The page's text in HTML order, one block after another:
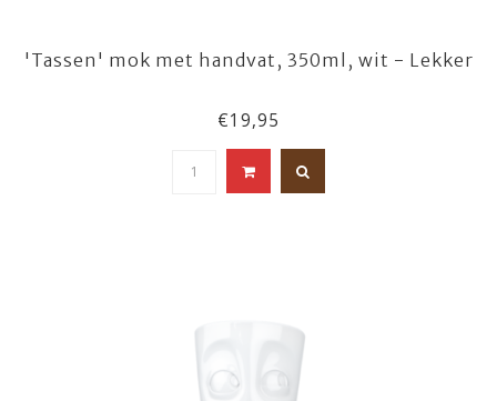
'Tassen' mok met handvat, 350ml, wit - Lekker
€19,95